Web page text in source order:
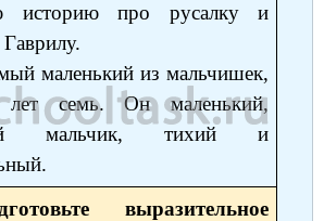
историю про русалку и
маленький из мальчишек,
семь. Он маленький,
мальчик, тихий и
выразительное